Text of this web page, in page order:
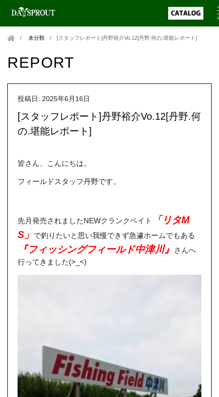
未分類 /[スタッフレポート]丹野裕介Vo.12[丹野.何の.堪能レポート]
REPORT
投稿日: 2025年6月16日
[スタッフレポート]丹野裕介Vo.12[丹野.何
の.堪能レポート]
皆さん、こんにちは。
フィールドスタッフ丹野です。
先月発売されましたNEWクランクベイト
「リタM
S」 で釣りたいと思い我慢できず急遽ホームでもある
『フィッシングフィールド中津川』
さんへ
行ってきました(>_<)